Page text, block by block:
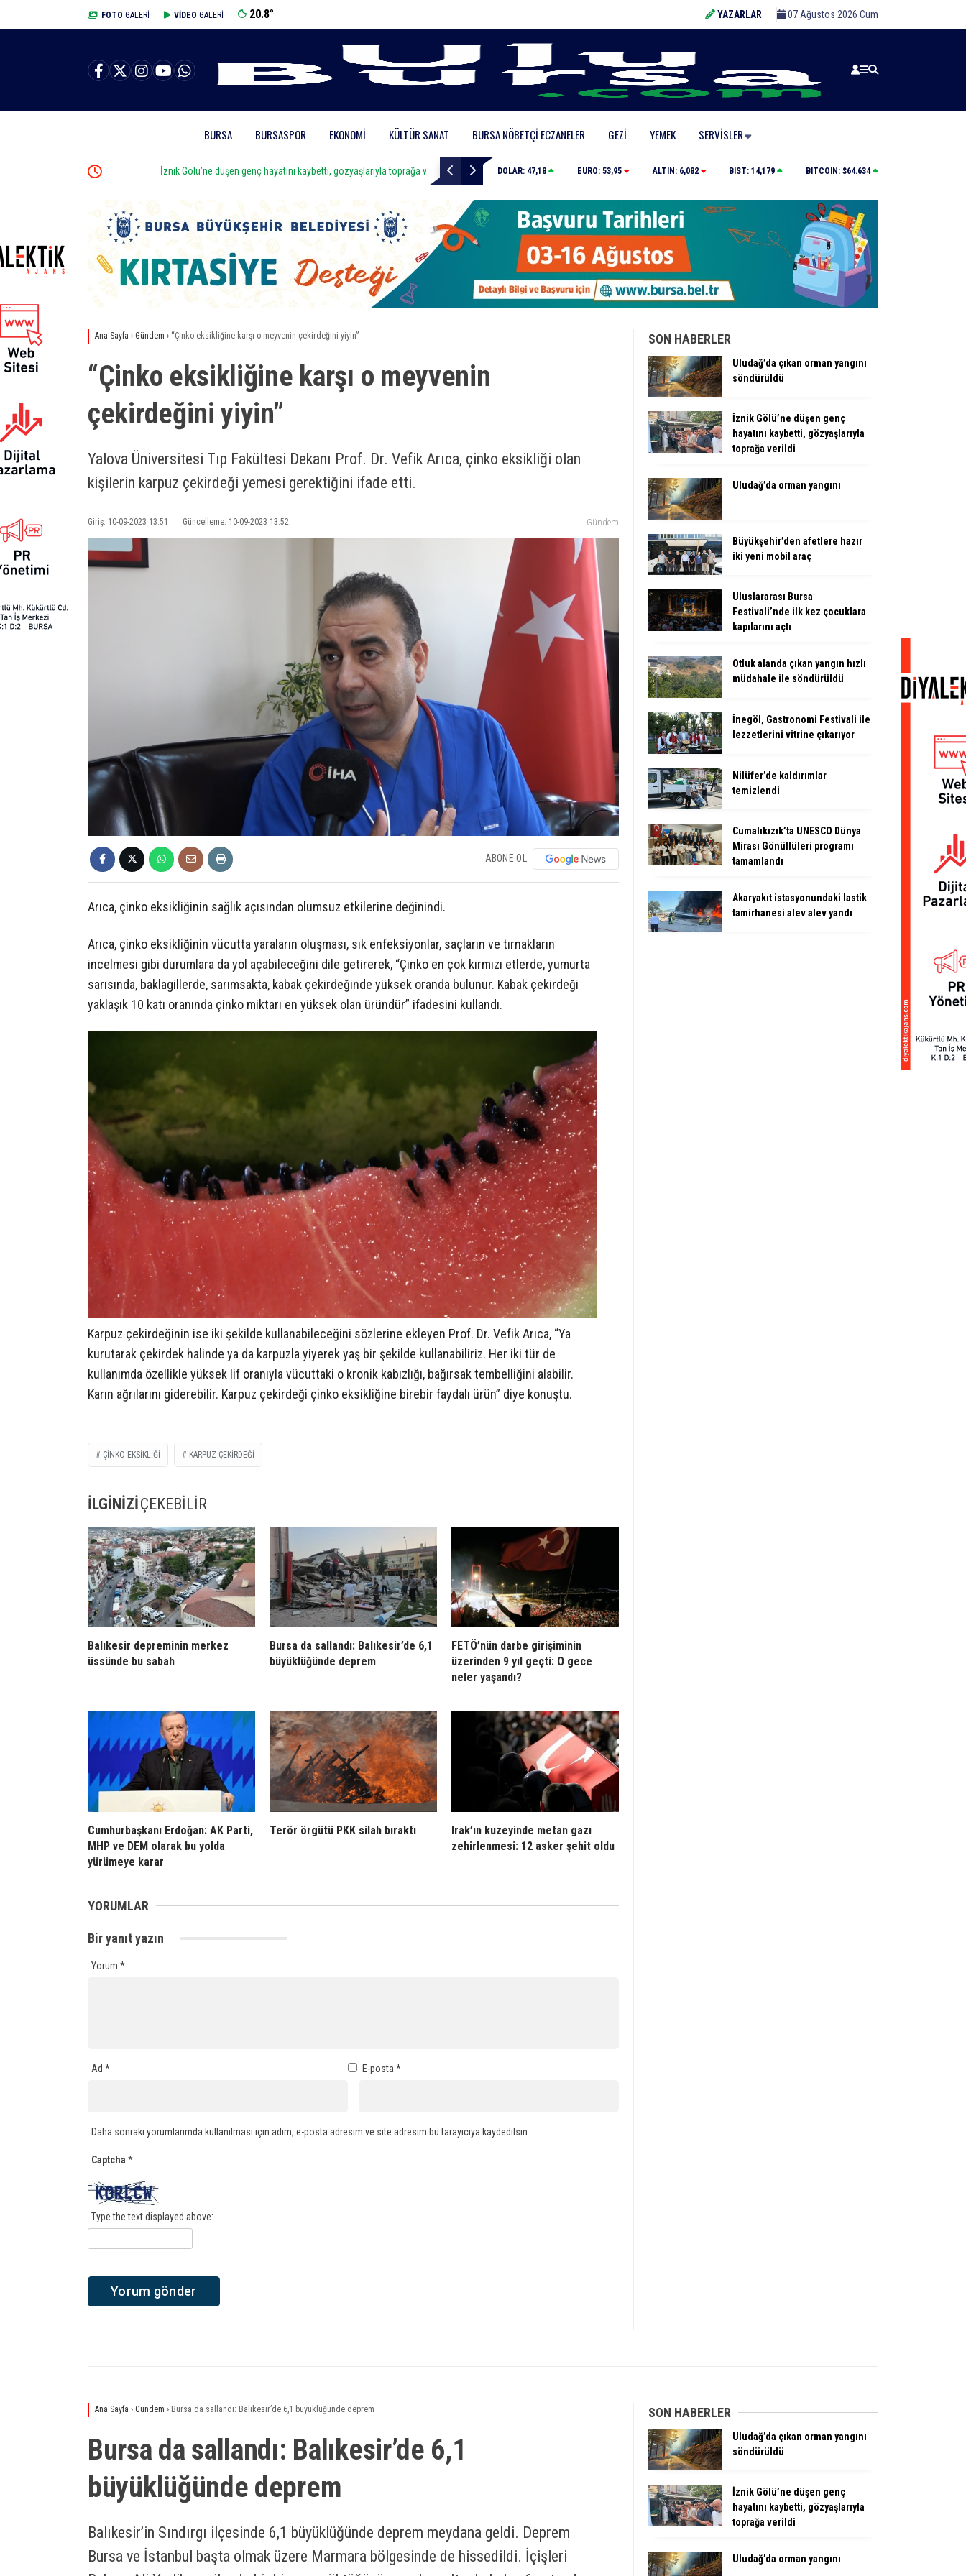
FOTO GALERİ VİDEO GALERİ 20.8° YAZARLAR 07 Ağustos 2026 Cum
BURSA BURSASPOR EKONOMI KÜLTÜR SANAT BURSA NÖBETÇI ECZANELER GEZI YEMEK SERVISLER
İznik Gölü’ne düşen genç hayatını kaybetti, gözyaşlarıyla toprağa verildi Uludağ’da orman yangını Büyükşehir’den afetlere hazır iki yeni mobil araç
DOLAR: 47,18 EURO: 53,95 ALTIN: 6,082 BIST: 14,179 BITCOIN: $64.634
Ana Sayfa › Gündem › “Çinko eksikliğine karşı o meyvenin çekirdeğini yiyin”
“Çinko eksikliğine karşı o meyvenin
çekirdeğini yiyin”
Yalova Üniversitesi Tıp Fakültesi Dekanı Prof. Dr. Vefik Arıca, çinko eksikliği olan
kişilerin karpuz çekirdeği yemesi gerektiğini ifade etti.
Giriş: 10-09-2023 13:51 Güncelleme: 10-09-2023 13:52 Gündem
ABONE OL
Arıca, çinko eksikliğinin sağlık açısından olumsuz etkilerine değinindi.
Arıca, çinko eksikliğinin vücutta yaraların oluşması, sık enfeksiyonlar, saçların ve tırnakların
incelmesi gibi durumlara da yol açabileceğini dile getirerek, “Çinko en çok kırmızı etlerde, yumurta
sarısında, baklagillerde, sarımsakta, kabak çekirdeğinde yüksek oranda bulunur. Kabak çekirdeği
yaklaşık 10 katı oranında çinko miktarı en yüksek olan üründür” ifadesini kullandı.
Karpuz çekirdeğinin ise iki şekilde kullanabileceğini sözlerine ekleyen Prof. Dr. Vefik Arıca, “Ya
kurutarak çekirdek halinde ya da karpuzla yiyerek yaş bir şekilde kullanabiliriz. Her iki tür de
kullanımda özellikle yüksek lif oranıyla vücuttaki o kronik kabızlığı, bağırsak tembelliğini alabilir.
Karın ağrılarını giderebilir. Karpuz çekirdeği çinko eksikliğine birebir faydalı ürün” diye konuştu.
ÇINKO EKSIKLIĞI KARPUZ ÇEKIRDEĞI
İLGİNİZİÇEKEBİLİR
Balıkesir depreminin merkez
üssünde bu sabah
Bursa da sallandı: Balıkesir’de 6,1
büyüklüğünde deprem
FETÖ’nün darbe girişiminin
üzerinden 9 yıl geçti: O gece
neler yaşandı?
Cumhurbaşkanı Erdoğan: AK Parti,
MHP ve DEM olarak bu yolda
yürümeye karar
Terör örgütü PKK silah bıraktı
Irak’ın kuzeyinde metan gazı
zehirlenmesi: 12 asker şehit oldu
YORUMLAR
Bir yanıt yazın
Yorum *
Ad * E-posta *
Daha sonraki yorumlarımda kullanılması için adım, e-posta adresim ve site adresim bu tarayıcıya kaydedilsin.
Captcha *
Type the text displayed above:
SON HABERLER
Uludağ’da çıkan orman yangını
söndürüldü
İznik Gölü’ne düşen genç
hayatını kaybetti, gözyaşlarıyla
toprağa verildi
Uludağ’da orman yangını
Büyükşehir’den afetlere hazır
iki yeni mobil araç
Uluslararası Bursa
Festivali’nde ilk kez çocuklara
kapılarını açtı
Otluk alanda çıkan yangın hızlı
müdahale ile söndürüldü
İnegöl, Gastronomi Festivali ile
lezzetlerini vitrine çıkarıyor
Nilüfer’de kaldırımlar
temizlendi
Cumalıkızık’ta UNESCO Dünya
Mirası Gönüllüleri programı
tamamlandı
Akaryakıt istasyonundaki lastik
tamirhanesi alev alev yandı
Ana Sayfa › Gündem › Bursa da sallandı: Balıkesir’de 6,1 büyüklüğünde deprem
Bursa da sallandı: Balıkesir’de 6,1
büyüklüğünde deprem
Balıkesir’in Sındırgı ilçesinde 6,1 büyüklüğünde deprem meydana geldi. Deprem
Bursa ve İstanbul başta olmak üzere Marmara bölgesinde de hissedildi. İçişleri
SON HABERLER
Uludağ’da çıkan orman yangını
söndürüldü
İznik Gölü’ne düşen genç
hayatını kaybetti, gözyaşlarıyla
toprağa verildi
Uludağ’da orman yangını